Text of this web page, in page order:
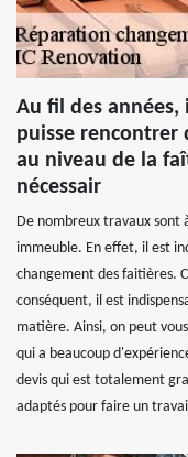
Au fil des
puisse rencontrer
au niveau de la
nécessair
De nombreux travaux
immeuble. En effet, il est
changement des faitières.
conséquent, il est
matière. Ainsi, on peut
qui a beaucoup
devis qui est totalement
adaptés pour faire un